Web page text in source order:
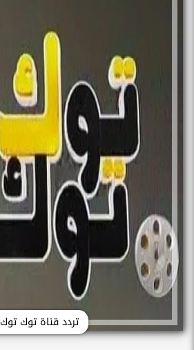
تردد قناة توك توك